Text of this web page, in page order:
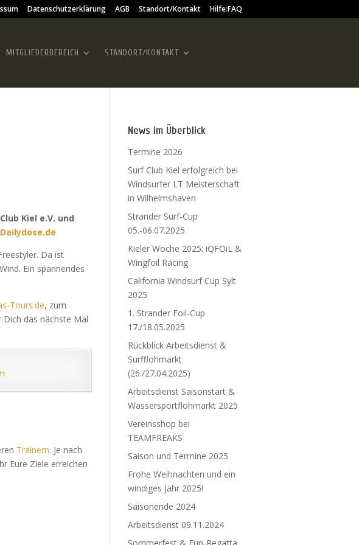
Datenschutzerklärung AGB Standort/Kontakt Hilfe:FAQ
MITGLIEDERBEREICH STANDORT/KONTAKT
Kiel e.V. und
Dailydose.de
Da ist
Ein spannendes
Tours.de, zum
Dich das nächste Mal
Trainern. Je nach
Eure Ziele erreichen
News im Überblick
Termine 2026
Surf Club Kiel erfolgreich bei
Windsurfer LT Meisterschaft
in Wilhelmshaven
Strander Surf-Cup
05.-06.07.2025
Kieler Woche 2025: iQFOiL &
Wingfoil Racing
California Windsurf Cup Sylt
2025
1. Strander Foil-Cup
17./18.05.2025
Rückblick Arbeitsdienst &
Surfflohmarkt
(26./27.04.2025)
Arbeitsdienst Saisonstart &
Wassersportflohmarkt 2025
Vereinsshop bei
TEAMFREAKS
Saison und Termine 2025
Frohe Weihnachten und ein
windiges Jahr 2025!
Saisonende 2024
Arbeitsdienst 09.11.2024